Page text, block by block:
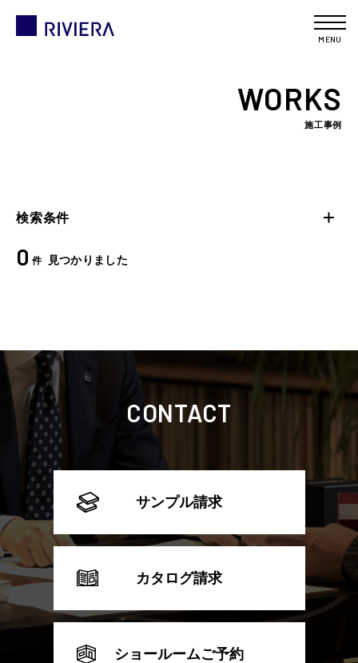
MENU
WORKS
施工事例
0 件 見つかりました
検索条件
CONTACT
サンプル請求
カタログ請求
ショールームご予約